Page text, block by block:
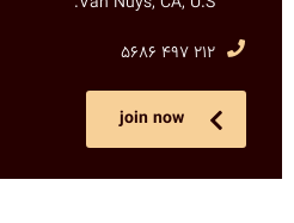
212 497 5686
join now